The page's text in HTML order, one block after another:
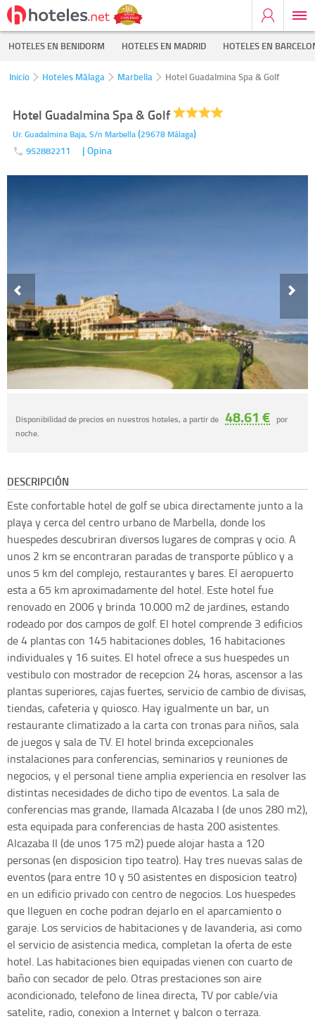
HOTELES EN BENIDORM HOTELES EN MADRID HOTELES EN
Inicio Hoteles Málaga Marbella Hotel Guadalmina Spa & Golf
Hotel Guadalmina Spa & Golf
Ur. Guadalmina Baja, S/n Marbella(29678 Málaga)
952882211 | Opina
Disponibilidad de precios en nuestros hoteles, a partir de 48.61 € por
noche.
DESCRIPCIÓN
Este confortable hotel de golf se ubica directamente junto a la
playa y cerca del centro urbano de Marbella, donde los
huespedes descubriran diversos lugares de compras y ocio. A
unos 2 km se encontraran paradas de transporte público y a
unos 5 km del complejo, restaurantes y bares. El aeropuerto
esta a 65 km aproximadamente del hotel. Este hotel fue
renovado en 2006 y brinda 10.000 m2 de jardines, estando
rodeado por dos campos de golf. El hotel comprende 3 edificios
de 4 plantas con 145 habitaciones dobles, 16 habitaciones
individuales y 16 suites. El hotel ofrece a sus huespedes un
vestibulo con mostrador de recepcion 24 horas, ascensor a las
plantas superiores, cajas fuertes, servicio de cambio de divisas,
tiendas, cafeteria y quiosco. Hay igualmente un bar, un
restaurante climatizado a la carta con tronas para niños, sala
de juegos y sala de TV. El hotel brinda excepcionales
instalaciones para conferencias, seminarios y reuniones de
negocios, y el personal tiene amplia experiencia en resolver las
distintas necesidades de dicho tipo de eventos. La sala de
conferencias mas grande, llamada Alcazaba I (de unos 280 m2),
esta equipada para conferencias de hasta 200 asistentes.
Alcazaba II (de unos 175 m2) puede alojar hasta a 120
personas (en disposicion tipo teatro). Hay tres nuevas salas de
eventos (para entre 10 y 50 asistentes en disposicion teatro)
en un edificio privado con centro de negocios. Los huespedes
que lleguen en coche podran dejarlo en el aparcamiento o
garaje. Los servicios de habitaciones y de lavanderia, asi como
el servicio de asistencia medica, completan la oferta de este
hotel. Las habitaciones bien equipadas vienen con cuarto de
baño con secador de pelo. Otras prestaciones son aire
acondicionado, telefono de linea directa, TV por cable/via
satelite, radio, conexion a Internet y balcon o terraza.